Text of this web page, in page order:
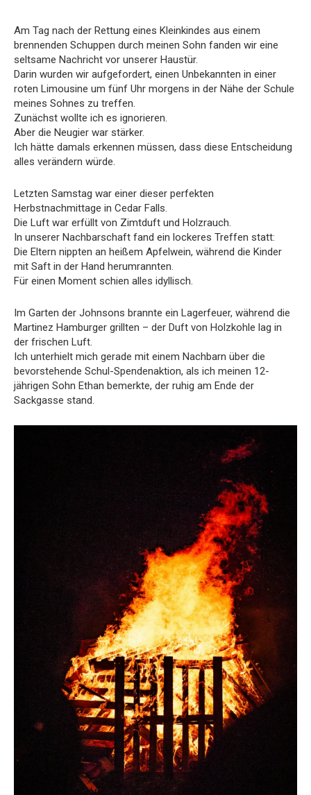
Am Tag nach der Rettung eines Kleinkindes aus einem
brennenden Schuppen durch meinen Sohn fanden wir eine
seltsame Nachricht vor unserer Haustür.
Darin wurden wir aufgefordert, einen Unbekannten in einer
roten Limousine um fünf Uhr morgens in der Nähe der Schule
meines Sohnes zu treffen.
Zunächst wollte ich es ignorieren.
Aber die Neugier war stärker.
Ich hätte damals erkennen müssen, dass diese Entscheidung
alles verändern würde.
Letzten Samstag war einer dieser perfekten
Herbstnachmittage in Cedar Falls.
Die Luft war erfüllt von Zimtduft und Holzrauch.
In unserer Nachbarschaft fand ein lockeres Treffen statt:
Die Eltern nippten an heißem Apfelwein, während die Kinder
mit Saft in der Hand herumrannten.
Für einen Moment schien alles idyllisch.
Im Garten der Johnsons brannte ein Lagerfeuer, während die
Martinez Hamburger grillten – der Duft von Holzkohle lag in
der frischen Luft.
Ich unterhielt mich gerade mit einem Nachbarn über die
bevorstehende Schul-Spendenaktion, als ich meinen 12-
jährigen Sohn Ethan bemerkte, der ruhig am Ende der
Sackgasse stand.